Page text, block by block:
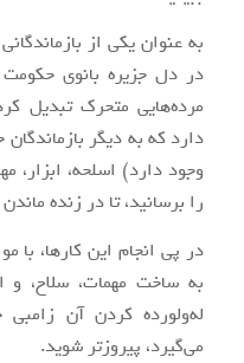
به عنوان یکی از
در دل جزیره بانوی
مرده‌هایی متحرک تبدیل
دارد که به دیگر
وجود دارد) اسلحه، ابزار،
را برسانید، تا در زنده
در پی انجام این کارها، با
به ساخت مهمات، سلاح، و
له‌ولورده کردن آن
می‌گیرد، پیروزتر شوید.